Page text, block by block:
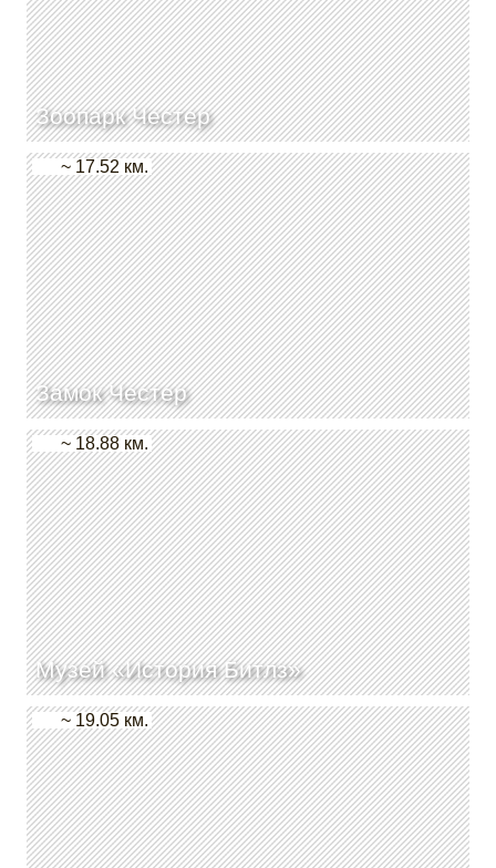
Зоопарк Честер
Замок Честер
~ 17.52 км.
Музей «История Битлз»
~ 18.88 км.
~ 19.05 км.